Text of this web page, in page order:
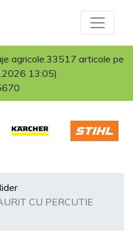
agricole.33517 articole pe
13:05)
CU PERCUTIE